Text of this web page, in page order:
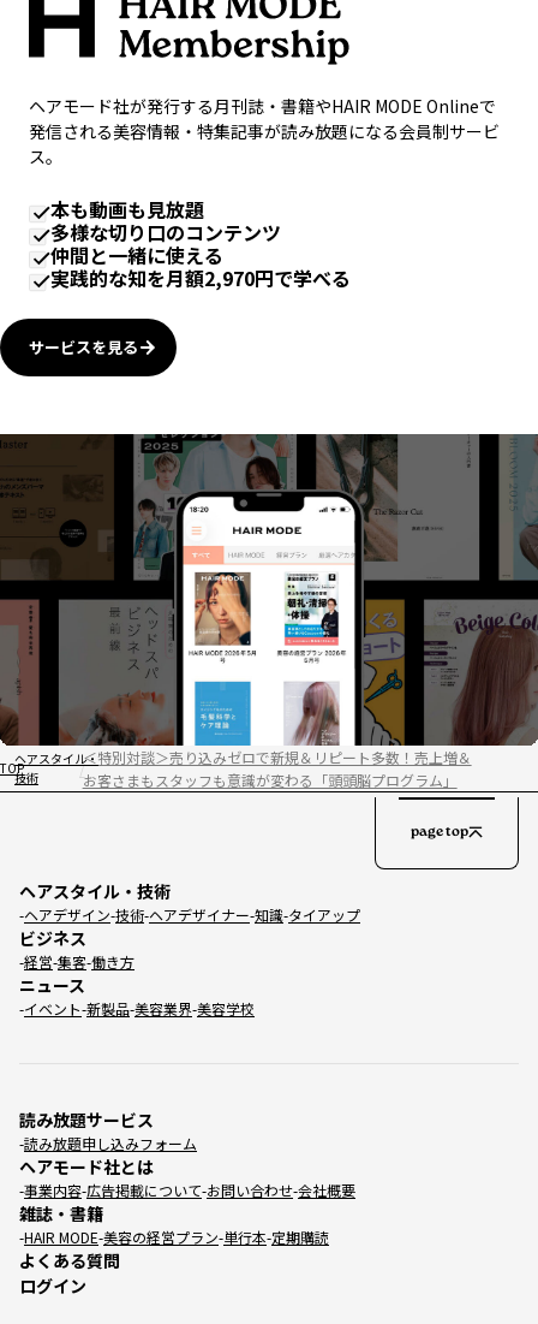
ヘアモード社が発行する月刊誌・書籍やHAIR MODE Onlineで
発信される美容情報・特集記事が読み放題になる会員制サービ
ス。
本も動画も見放題
多様な切り口のコンテンツ
仲間と一緒に使える
実践的な知を月額2,970円で学べる
サービスを見る
TOP
ヘアスタイル・
技術
＜特別対談＞売り込みゼロで新規＆リピート多数！売上増＆
お客さまもスタッフも意識が変わる「頭頭脳プログラム」
ヘアスタイル・技術
ヘアデザイン 技術 ヘアデザイナー 知識 タイアップ
ビジネス
経営 集客 働き方
ニュース
イベント 新製品 美容業界 美容学校
読み放題サービス
読み放題申し込みフォーム
ヘアモード社とは
事業内容 広告掲載について お問い合わせ 会社概要
雑誌・書籍
HAIR MODE 美容の経営プラン 単行本 定期購読
よくある質問
ログイン
page top